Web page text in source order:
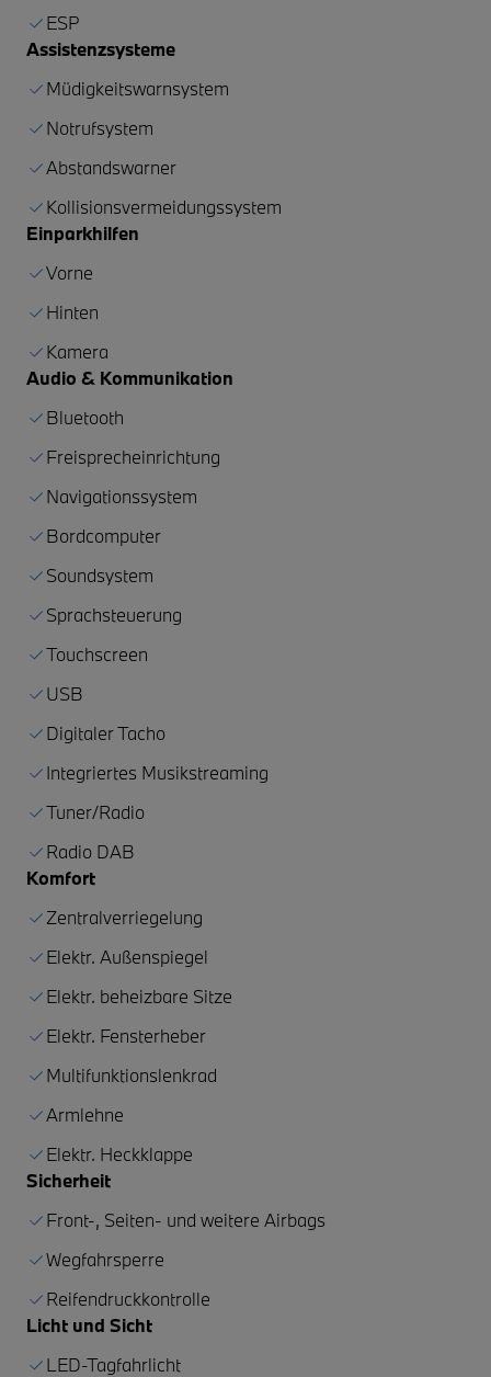
ESP
Assistenzsysteme
Müdigkeitswarnsystem
Notrufsystem
Abstandswarner
Kollisionsvermeidungssystem
Einparkhilfen
Vorne
Hinten
Kamera
Audio & Kommunikation
Bluetooth
Freisprecheinrichtung
Navigationssystem
Bordcomputer
Soundsystem
Sprachsteuerung
Touchscreen
USB
Digitaler Tacho
Integriertes Musikstreaming
Tuner/Radio
Radio DAB
Komfort
Zentralverriegelung
Elektr. Außenspiegel
Elektr. beheizbare Sitze
Elektr. Fensterheber
Multifunktionslenkrad
Armlehne
Elektr. Heckklappe
Sicherheit
Front-, Seiten- und weitere Airbags
Wegfahrsperre
Reifendruckkontrolle
Licht und Sicht
LED-Tagfahrlicht